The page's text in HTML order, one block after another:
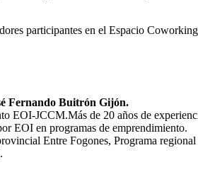
participantes en el Espacio
Fernando Buitrón Gijón.
EOI-JCCM.Más de 20 años de
EOI en programas de emprendimiento.
Entre Fogones, Programa